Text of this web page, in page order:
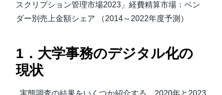
スクリプション管理市場2023」経費精算市場：ベン
ダー別売上金額シェア （2014～2022年度予測）
1．大学事務のデジタル化の
現状
実態調査の結果をいくつか紹介する。2020年と2023